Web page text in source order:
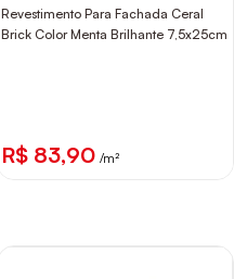
Revestimento Para Fachada Ceral
Brick Color Menta Brilhante 7,5x25cm
R$ 83,90 /m²